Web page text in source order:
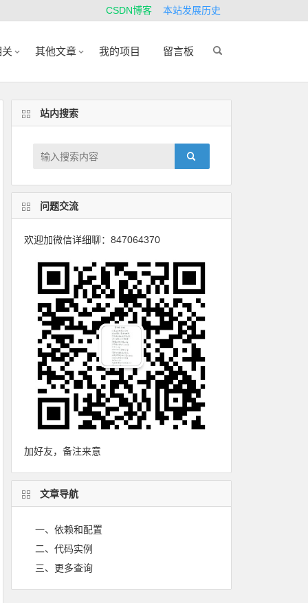
CSDN博客 本站发展历史
其他文章 我的项目 留言板
站内搜索
问题交流
欢迎加微信详细聊：847064370
加好友，备注来意
文章导航
一、依赖和配置
二、代码实例
三、更多查询